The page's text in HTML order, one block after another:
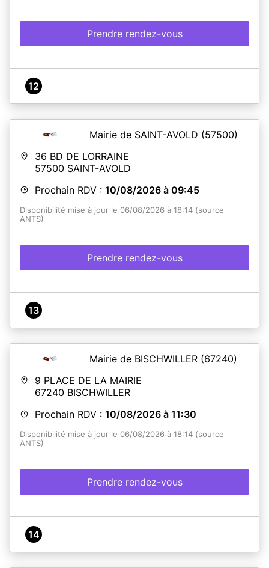
Prendre rendez-vous
12
Mairie de SAINT-AVOLD (57500)
36 BD DE LORRAINE
57500 SAINT-AVOLD
Prochain RDV : 10/08/2026 à 09:45
Disponibilité mise à jour le 06/08/2026 à 18:14 (source
ANTS)
Prendre rendez-vous
13
Mairie de BISCHWILLER (67240)
9 PLACE DE LA MAIRIE
67240 BISCHWILLER
Prochain RDV : 10/08/2026 à 11:30
Disponibilité mise à jour le 06/08/2026 à 18:14 (source
ANTS)
Prendre rendez-vous
14